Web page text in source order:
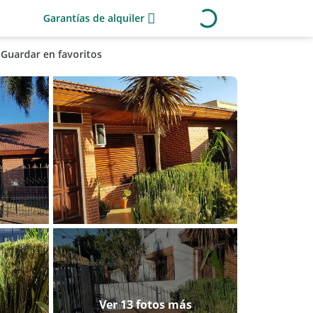
Garantías de alquiler
Guardar en favoritos
Ver 13 fotos más